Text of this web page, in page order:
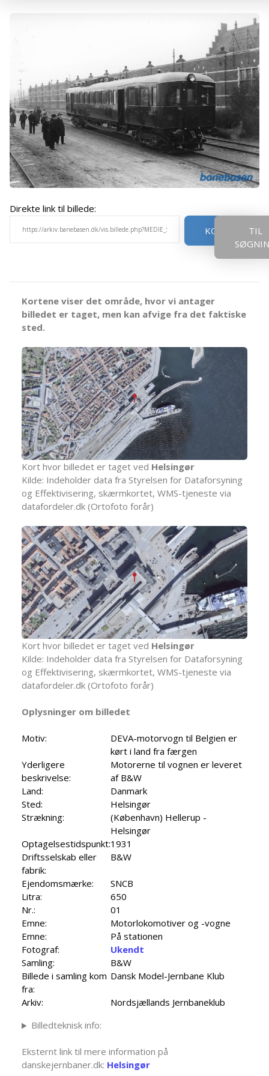
Direkte link til billede:
KOPIER
TIL
Kortene viser det område, hvor vi antager
billedet er taget, men kan afvige fra det faktiske
sted.
Kort hvor billedet er taget ved Helsingør
Kilde: Indeholder data fra Styrelsen for Dataforsyning
og Effektivisering, skærmkortet, WMS-tjeneste via
datafordeler.dk (Ortofoto forår)
Kort hvor billedet er taget ved Helsingør
Kilde: Indeholder data fra Styrelsen for Dataforsyning
og Effektivisering, skærmkortet, WMS-tjeneste via
datafordeler.dk (Ortofoto forår)
Oplysninger om billedet
Motiv:
DEVA-motorvogn til Belgien er
kørt i land fra færgen
Yderligere
beskrivelse:
Motorerne til vognen er leveret
af B&W
Land:
Danmark
Sted:
Helsingør
Strækning:
(København) Hellerup -
Helsingør
Optagelsestidspunkt:1931
Driftsselskab eller
fabrik:
B&W
Ejendomsmærke:
SNCB
Litra:
650
Nr.:
01
Emne:
Motorlokomotiver og -vogne
Emne:
På stationen
Fotograf:
Ukendt
Samling:
B&W
Billede i samling kom
fra:
Dansk Model-Jernbane Klub
Arkiv:
Nordsjællands Jernbaneklub
Billedteknisk info:
Eksternt link til mere information på
danskejernbaner.dk: Helsingør